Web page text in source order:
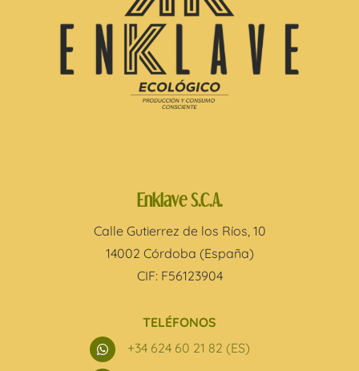
Enklave S.C.A.
Calle Gutierrez de los Ríos, 10
14002 Córdoba (España)
CIF: F56123904
TELÉFONOS
 +34 624 60 21 82 (ES)